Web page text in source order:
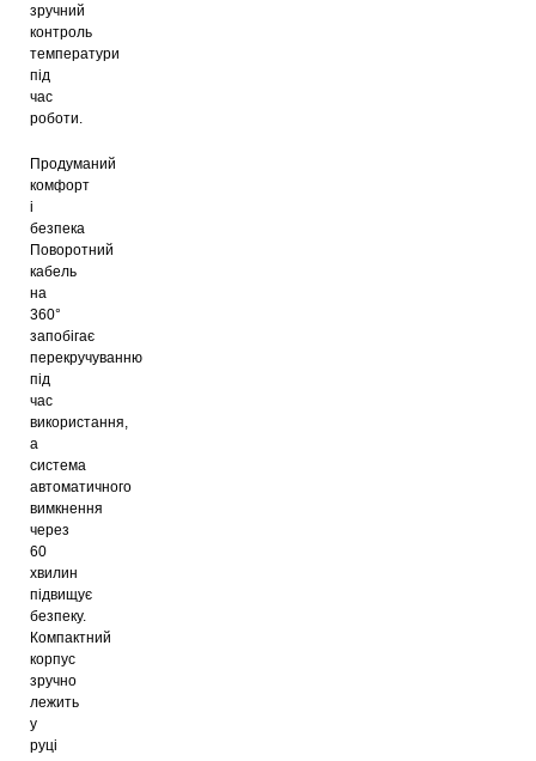
зручний
контроль
температури
під
час
роботи.
Продуманий
комфорт
і
безпека
Поворотний
кабель
на
360°
запобігає
перекручуванню
під
час
використання,
а
система
автоматичного
вимкнення
через
60
хвилин
підвищує
безпеку.
Компактний
корпус
зручно
лежить
у
руці